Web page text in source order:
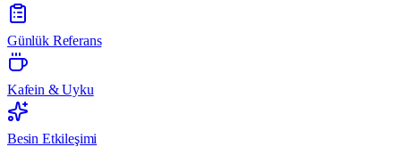
Günlük Referans
Kafein & Uyku
Besin Etkileşimi